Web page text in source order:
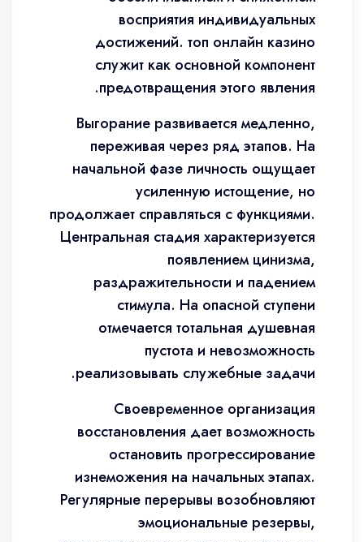
восприятия индивидуальных
достижений. топ онлайн казино
служит как основной компонент
предотвращения этого явления.
Выгорание развивается медленно,
переживая через ряд этапов. На
начальной фазе личность ощущает
усиленную истощение, но
продолжает справляться с функциями.
Центральная стадия характеризуется
появлением цинизма,
раздражительности и падением
стимула. На опасной ступени
отмечается тотальная душевная
пустота и невозможность
реализовывать служебные задачи.
Своевременное организация
восстановления дает возможность
остановить прогрессирование
изнеможения на начальных этапах.
Регулярные перерывы возобновляют
эмоциональные резервы,